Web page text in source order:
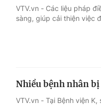
Điện ảnh
Âm nhạc
VTV.vn - Các liệu pháp
sàng, giúp cải thiện việc
Nhiều bệnh nhân
VTV.vn - Tại Bệnh viện